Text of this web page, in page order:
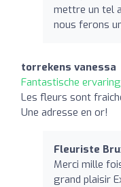
mettre un tel
nous ferons
torrekens vanessa
Fantastische
Les fleurs sont
Une adresse en or!
Fleuriste
Merci mille
grand plaisir